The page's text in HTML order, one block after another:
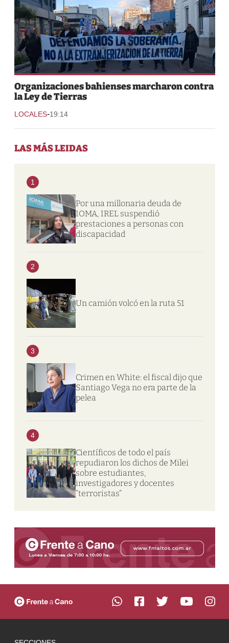
Organizaciones bahienses marcharon contra
la Ley de Tierras
LOCALES-19:14
LAS MÁS LEIDAS
1
Por una millonaria deuda de
IOMA, IREL suspendió
prestaciones a personas con
discapacidad
2
Un camión volcó en la ruta 51
3
Crimen en White: el fiscal dijo que
Santiago Vega no era parte de la
pelea
4
Científicos de todo el país
repudiaron los dichos de Milei
sobre estudiantes,
investigadores y docentes
“terroristas”